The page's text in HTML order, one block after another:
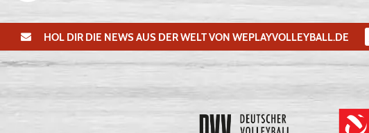
HOL DIR DIE NEWS AUS DER WELT VON WEPLAYVOLLEYBALL.DE